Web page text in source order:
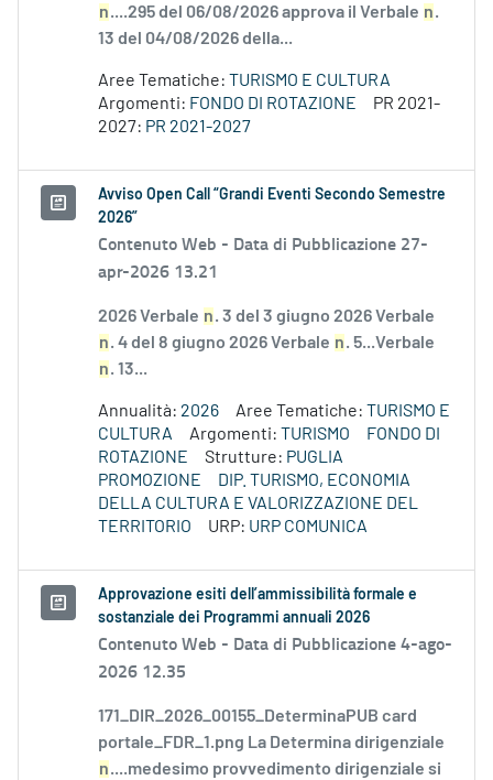
n....295 del 06/08/2026 approva il Verbale n.
13 del 04/08/2026 della...
Aree Tematiche: TURISMO E CULTURA
Argomenti: FONDO DI ROTAZIONE
PR 2021-
2027: PR 2021-2027
Avviso Open Call “Grandi Eventi Secondo Semestre
2026”
Contenuto Web - Data di Pubblicazione 27-
apr-2026 13.21
2026 Verbale n. 3 del 3 giugno 2026 Verbale
n. 4 del 8 giugno 2026 Verbale n. 5...Verbale
n. 13...
Annualità: 2026 Aree Tematiche: TURISMO E
CULTURA
Argomenti: TURISMO
FONDO DI
ROTAZIONE
Strutture: PUGLIA
PROMOZIONE
DIP. TURISMO, ECONOMIA
DELLA CULTURA E VALORIZZAZIONE DEL
TERRITORIO
URP: URP COMUNICA
Approvazione esiti dell’ammissibilità formale e
sostanziale dei Programmi annuali 2026
Contenuto Web - Data di Pubblicazione 4-ago-
2026 12.35
171_DIR_2026_00155_DeterminaPUB card
portale_FDR_1.png La Determina dirigenziale
n....medesimo provvedimento dirigenziale si